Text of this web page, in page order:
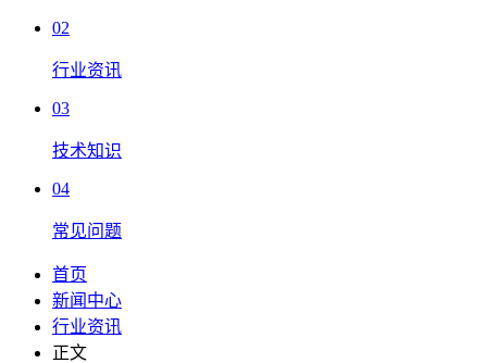
02
行业资讯
03
技术知识
04
常见问题
首页
新闻中心
行业资讯
正文